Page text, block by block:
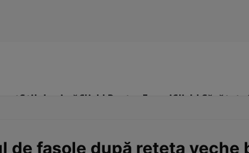
Stil de viațăClick! Pentru FemeiClick! Sănătate
de fasole după rețeta veche